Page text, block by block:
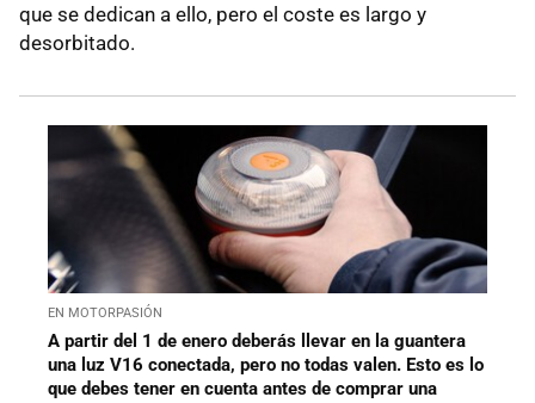
que se dedican a ello, pero el coste es largo y
desorbitado.
EN MOTORPASIÓN
A partir del 1 de enero deberás llevar en la guantera
una luz V16 conectada, pero no todas valen. Esto es lo
que debes tener en cuenta antes de comprar una